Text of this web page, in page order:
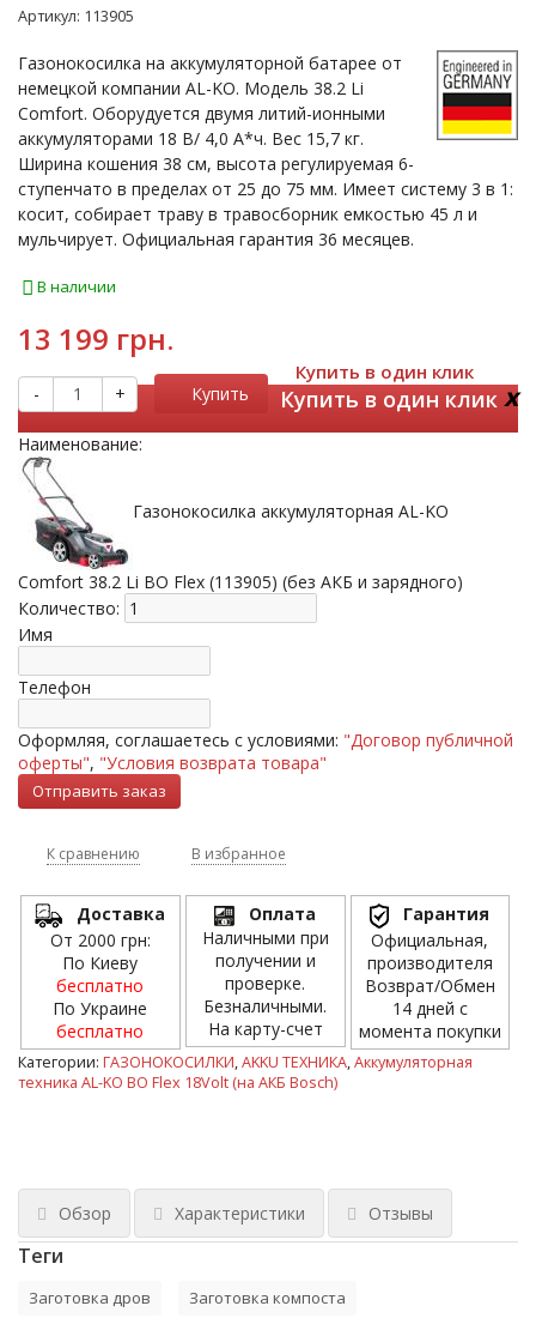
Артикул: 113905
Газонокосилка на аккумуляторной батарее от
немецкой компании AL-KO. Модель 38.2 Li
Comfort. Оборудуется двумя литий-ионными
аккумуляторами 18 В/ 4,0 А*ч. Вес 15,7 кг.
Ширина кошения 38 см, высота регулируемая 6-
ступенчато в пределах от 25 до 75 мм. Имеет систему 3 в 1:
косит, собирает траву в травосборник емкостью 45 л и
мульчирует. Официальная гарантия 36 месяцев.
В наличии
13 199 грн.
- + Купить
Купить в один клик
Купить в один клик x
Наименование:
Газонокосилка аккумуляторная AL-KO
Comfort 38.2 Li BO Flex (113905) (без АКБ и зарядного)
Количество:
Имя
Телефон
Оформляя, соглашаетесь с условиями: "Договор публичной
оферты", "Условия возврата товара"
К сравнению В избранное
Доставка
От 2000 грн:
По Киеву
бесплатно
По Украине
бесплатно
Оплата
Наличными при
получении и
проверке.
Безналичными.
На карту-счет
Гарантия
Официальная,
производителя
Возврат/Обмен
14 дней с
момента покупки
Категории: ГАЗОНОКОСИЛКИ,AKKU ТЕХНИКА,Аккумуляторная
техника AL-KO BO Flex 18Volt (на АКБ Bosch)
Обзор Характеристики Отзывы
Теги
Заготовка дров Заготовка компоста